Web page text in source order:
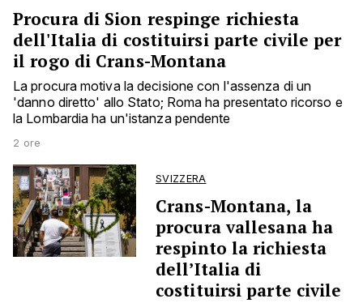
Procura di Sion respinge richiesta
dell'Italia di costituirsi parte civile per
il rogo di Crans-Montana
La procura motiva la decisione con l'assenza di un
'danno diretto' allo Stato; Roma ha presentato ricorso e
la Lombardia ha un'istanza pendente
2 ore
SVIZZERA
Crans-Montana, la
procura vallesana ha
respinto la richiesta
dell’Italia di
costituirsi parte civile